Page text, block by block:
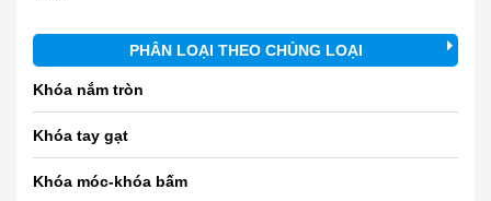
PHÂN LOẠI THEO CHỦNG LOẠI
Khóa nắm tròn
Khóa tay gạt
Khóa móc-khóa bấm